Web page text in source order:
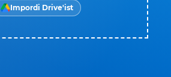
Impordi Drive'ist